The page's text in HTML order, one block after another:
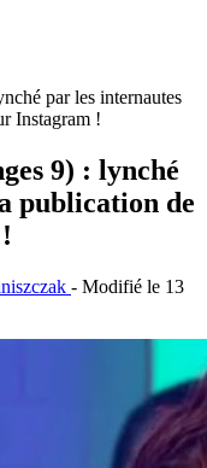
par les internautes
Instagram !
9) : lynché
publication de
- Modifié le 13